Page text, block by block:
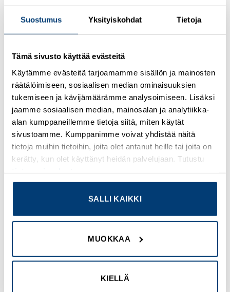
Suostumus Yksityiskohdat Tietoja
Tämä sivusto käyttää evästeitä
Käytämme evästeitä tarjoamamme sisällön ja mainosten
räätälöimiseen, sosiaalisen median ominaisuuksien
tukemiseen ja kävijämäärämme analysoimiseen. Lisäksi
jaamme sosiaalisen median, mainosalan ja analytiikka-
alan kumppaneillemme tietoja siitä, miten käytät
sivustoamme. Kumppanimme voivat yhdistää näitä
tietoja muihin tietoihin, joita olet antanut heille tai joita on
kerätty, kun olet käyttänyt heidän palvelujaan. Tutustu
SALLI KAIKKI
MUOKKAA
KIELLÄ
Osastot:Multinorm, Uudet tuotteet
TUTUSTU MYÖS
Add to
wishlist
MULTINORM